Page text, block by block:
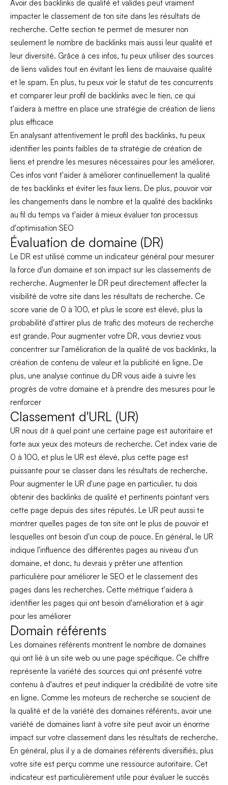
Avoir des backlinks de qualité et valides peut vraiment
impacter le classement de ton site dans les résultats de
recherche. Cette section te permet de mesurer non
seulement le nombre de backlinks mais aussi leur qualité et
leur diversité. Grâce à ces infos, tu peux utiliser des sources
de liens valides tout en évitant les liens de mauvaise qualité
et le spam. En plus, tu peux voir le statut de tes concurrents
et comparer leur profil de backlinks avec le tien, ce qui
t'aidera à mettre en place une stratégie de création de liens
plus efficace
En analysant attentivement le profil des backlinks, tu peux
identifier les points faibles de ta stratégie de création de
liens et prendre les mesures nécessaires pour les améliorer.
Ces infos vont t'aider à améliorer continuellement la qualité
de tes backlinks et éviter les faux liens. De plus, pouvoir voir
les changements dans le nombre et la qualité des backlinks
au fil du temps va t'aider à mieux évaluer ton processus
d'optimisation SEO
Évaluation de domaine (DR)
Le DR est utilisé comme un indicateur général pour mesurer
la force d'un domaine et son impact sur les classements de
recherche. Augmenter le DR peut directement affecter la
visibilité de votre site dans les résultats de recherche. Ce
score varie de 0 à 100, et plus le score est élevé, plus la
probabilité d'attirer plus de trafic des moteurs de recherche
est grande. Pour augmenter votre DR, vous devriez vous
concentrer sur l'amélioration de la qualité de vos backlinks, la
création de contenu de valeur et la publicité en ligne. De
plus, une analyse continue du DR vous aide à suivre les
progrès de votre domaine et à prendre des mesures pour le
renforcer
Classement d'URL (UR)
UR nous dit à quel point une certaine page est autoritaire et
forte aux yeux des moteurs de recherche. Cet index varie de
0 à 100, et plus le UR est élevé, plus cette page est
puissante pour se classer dans les résultats de recherche.
Pour augmenter le UR d'une page en particulier, tu dois
obtenir des backlinks de qualité et pertinents pointant vers
cette page depuis des sites réputés. Le UR peut aussi te
montrer quelles pages de ton site ont le plus de pouvoir et
lesquelles ont besoin d'un coup de pouce. En général, le UR
indique l'influence des différentes pages au niveau d'un
domaine, et donc, tu devrais y prêter une attention
particulière pour améliorer le SEO et le classement des
pages dans les recherches. Cette métrique t'aidera à
identifier les pages qui ont besoin d'amélioration et à agir
pour les améliorer
Domain référents
Les domaines référents montrent le nombre de domaines
qui ont lié à un site web ou une page spécifique. Ce chiffre
représente la variété des sources qui ont présenté votre
contenu à d'autres et peut indiquer la crédibilité de votre site
en ligne. Comme les moteurs de recherche se soucient de
la qualité et de la variété des domaines référents, avoir une
variété de domaines liant à votre site peut avoir un énorme
impact sur votre classement dans les résultats de recherche.
En général, plus il y a de domaines référents diversifiés, plus
votre site est perçu comme une ressource autoritaire. Cet
indicateur est particulièrement utile pour évaluer le succès